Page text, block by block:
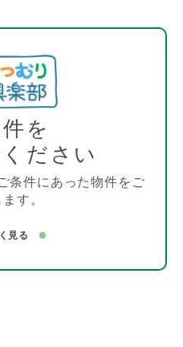
を
ださい
条件にあった物件をご
す。
見る